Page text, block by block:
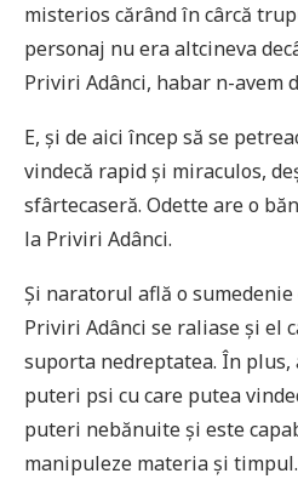
misterios cărând în cârcă
personaj nu era altcineva
Priviri Adânci, habar n-avem
E, și de aici încep să se
vindecă rapid și miraculos,
sfârtecaseră. Odette are o
la Priviri Adânci.
Și naratorul află o
Priviri Adânci se raliase și el
suporta nedreptatea. În plus,
puteri psi cu care putea
puteri nebănuite și este
manipuleze materia și timpul.